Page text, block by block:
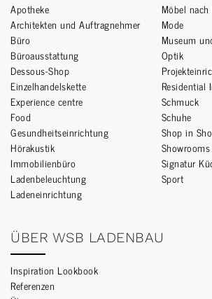
Apotheke
Architekten und Auftragnehmer
Büro
Büroausstattung
Dessous-Shop
Einzelhandelskette
Experience centre
Food
Gesundheitseinrichtung
Hörakustik
Immobilienbüro
Ladenbeleuchtung
Ladeneinrichtung
Möbel
Mode
Museum
Optik
Residential
Schmuck
Schuhe
Shop in
Showrooms
Signatur
Sport
ÜBER WSB LADENBAU
Inspiration Lookbook
Referenzen